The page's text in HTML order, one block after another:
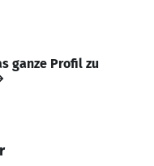
ganze Profil zu